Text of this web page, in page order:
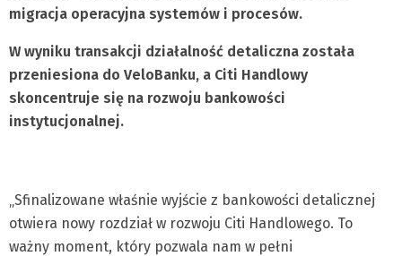
migracja operacyjna systemów i procesów.
W wyniku transakcji działalność detaliczna została
przeniesiona do VeloBanku, a Citi Handlowy
skoncentruje się na rozwoju bankowości
instytucjonalnej.
„Sfinalizowane właśnie wyjście z bankowości detalicznej
otwiera nowy rozdział w rozwoju Citi Handlowego. To
ważny moment, który pozwala nam w pełni